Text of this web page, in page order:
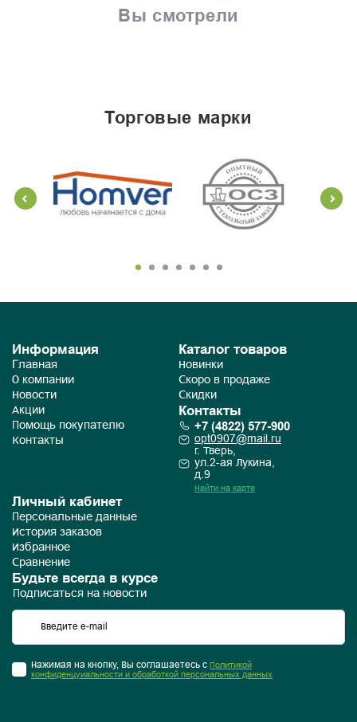
Вы смотрели
торговые марки
Информация
Главная
О компании
Новости
Акции
Помощь покупателю
Контакты
Каталог товаров
Новинки
Скоро в продаже
Скидки
Контакты
+7 (4822) 577-900
opt0907@mail.ru
г. Тверь,
ул.2-ая Лукина,
д.9
Найти на карте
Личный кабинет
Персональные данные
История заказов
Избранное
Сравнение
Будьте всегда в курсе
Подписаться на новости
Нажимая на кнопку, Вы соглашаетесь с Политикой
конфиденцуиальности и обработкой персональных данных